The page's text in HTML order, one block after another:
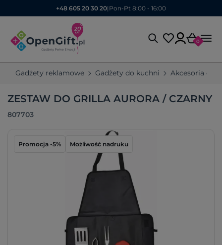
+48 605 20 30 20| Pon-Pt 8:00 - 16:00
0
Gadżety reklamowe Gadżety do kuchni Akcesoria
ZESTAW DO GRILLA AURORA / CZARNY
807703
Promocja -5% Możliwość nadruku